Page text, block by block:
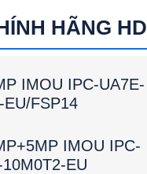
HÃNG HD
IMOU IPC-UA7E-
EU/FSP14
IMOU IPC-
EU